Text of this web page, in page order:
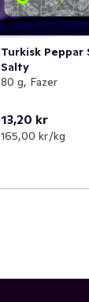
Turkisk Peppar
Salty
80 g, Fazer
13,20 kr
165,00 kr /kg